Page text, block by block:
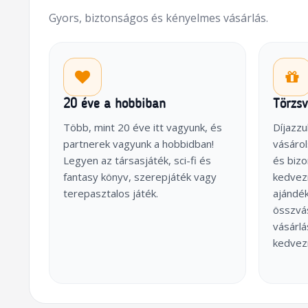
Gyors, biztonságos és kényelmes vásárlás.
20 éve a hobbiban
Több, mint 20 éve itt vagyunk, és
partnerek vagyunk a hobbidban!
Legyen az társasjáték, sci-fi és
fantasy könyv, szerepjáték vagy
terepasztalos játék.
és